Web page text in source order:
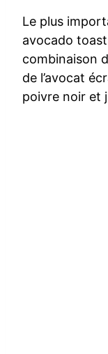
Le plus
avocado
combinaison
de l’avocat
poivre noir et